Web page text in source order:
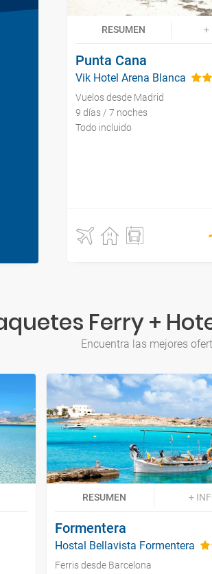
RESUMEN +
Punta Cana
Vik Hotel Arena Blanca
Vuelos desde Madrid
9 días / 7 noches
Todo incluido
Ferry +
Encuentra las mejores
RESUMEN +
Formentera
Hostal Bellavista Formentera
Ferris desde Barcelona